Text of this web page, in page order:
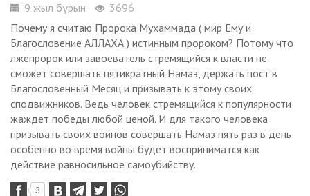
9 жыл бұрын
3696
Почему я считаю Пророка Мухаммада ( мир Ему и
Благословение АЛЛАХА ) истинным пророком? Потому что
лжепророк или завоеватель стремящийся к власти не
сможет совершать пятикратный Намаз, держать пост в
Благословенный Месяц и призывать к этому своих
сподвижников. Ведь человек стремящийся к популярности
жаждет победы любой ценой. И для такого человека
призывать своих воинов совершать Намаз пять раз в день
особенно во время войны будет восприниматся как
действие равносильное самоубийству.
3